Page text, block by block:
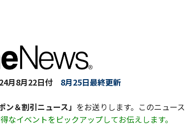
月8月22日付 8月25日最終更新
＆割引ニュース」 をお送りします。このニュース
イベントをピックアップしてお伝えします。